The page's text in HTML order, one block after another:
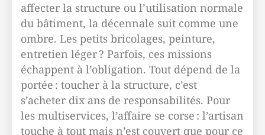
affecter la structure ou l’utilisation normale
du bâtiment, la décennale suit comme une
ombre. Les petits bricolages, peinture,
entretien léger ? Parfois, ces missions
échappent à l’obligation. Tout dépend de la
portée : toucher à la structure, c’est
s’acheter dix ans de responsabilités. Pour
les multiservices, l’affaire se corse : l’artisan
touche à tout mais n’est couvert que pour ce